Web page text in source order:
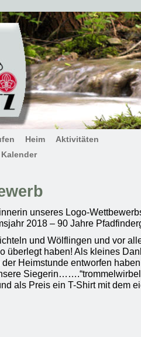
Heim
Aktivitäten
Kalender
unseres Logo-
2018 – 90 Jahre
und Wölflingen und vor
überlegt haben! Als kleines
Heimstunde entworfen
als Preis ein T-Shirt mit dem